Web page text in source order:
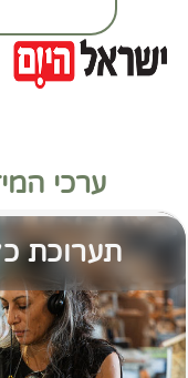
ערכי
תערוכת